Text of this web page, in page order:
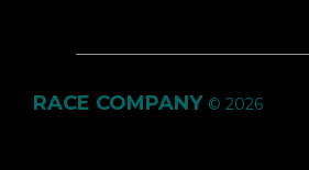
RACE COMPANY © 2026